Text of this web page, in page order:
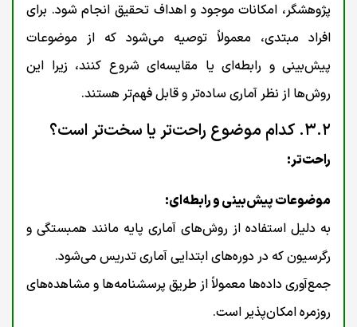
پژوهشگر، امکانات موجود و اهداف تحقیق انجام شود. برای
افراد مبتدی، معمولاً توصیه می‌شود که از موضوعات
پیش‌بینی و رابطه‌ای یا مقایسه‌ای شروع کنند، زیرا این
روش‌ها از نظر آماری ساده‌تر و قابل فهم‌تر هستند.
۳.۲. کدام موضوع راحت‌تر یا سخت‌تر است؟
راحت‌تر:
موضوعات پیش‌بینی و رابطه‌ای:
به دلیل استفاده از روش‌های آماری پایه مانند همبستگی و
رگرسیون که در دوره‌های ابتدایی آماری تدریس می‌شود.
جمع‌آوری داده‌ها معمولاً از طریق پرسشنامه‌ها و مشاهده‌های
روزمره امکان‌پذیر است.